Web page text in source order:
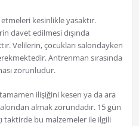
kesinlikle yasaktır.
davet edilmesi dışında
Velilerin, çocukları salondayken
Antrenman sırasında
zorunludur.
ilişiğini kesen ya da ara
almak zorundadır. 15 gün
taktirde bu malzemeler ile ilgili